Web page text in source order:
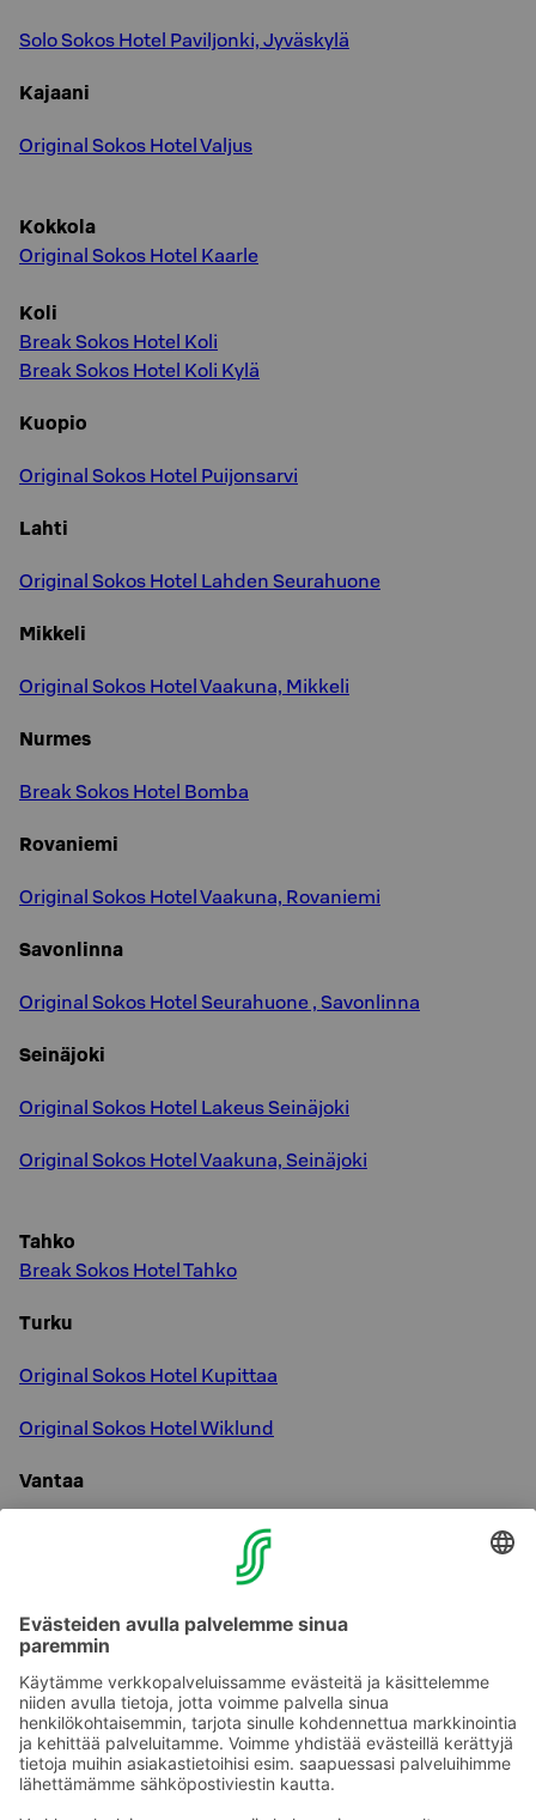
Solo Sokos Hotel Paviljonki, Jyväskylä
Kajaani
Original Sokos Hotel Valjus
Kokkola
Original Sokos Hotel Kaarle
Koli
Break Sokos Hotel Koli
Break Sokos Hotel Koli Kylä
Kuopio
Original Sokos Hotel Puijonsarvi
Lahti
Original Sokos Hotel Lahden Seurahuone
Mikkeli
Original Sokos Hotel Vaakuna, Mikkeli
Nurmes
Break Sokos Hotel Bomba
Rovaniemi
Original Sokos Hotel Vaakuna, Rovaniemi
Savonlinna
Original Sokos Hotel Seurahuone , Savonlinna
Seinäjoki
Original Sokos Hotel Lakeus Seinäjoki
Original Sokos Hotel Vaakuna, Seinäjoki
Tahko
Break Sokos Hotel Tahko
Turku
Original Sokos Hotel Kupittaa
Original Sokos Hotel Wiklund
Vantaa
Break Sokos Hotel Flamingo
Näiden lisäksi hotelleissamme on vino pino muitakin
eduista lisää hotellin vastaanotosta!